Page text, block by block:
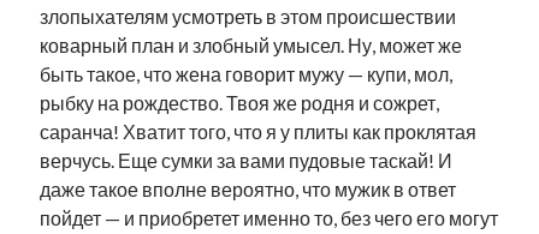
злопыхателям усмотреть в этом происшествии
коварный план и злобный умысел. Ну, может же
быть такое, что жена говорит мужу — купи, мол,
рыбку на рождество. Твоя же родня и сожрет,
саранча! Хватит того, что я у плиты как проклятая
верчусь. Еще сумки за вами пудовые таскай! И
даже такое вполне вероятно, что мужик в ответ
пойдет — и приобретет именно то, без чего его могут